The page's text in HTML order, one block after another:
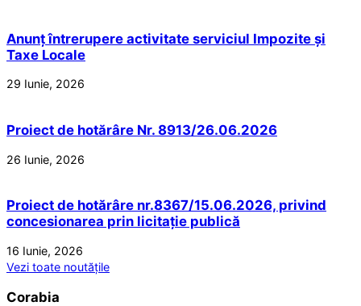
Anunț întrerupere activitate serviciul Impozite și
Taxe Locale
29 Iunie, 2026
Proiect de hotărâre Nr. 8913/26.06.2026
26 Iunie, 2026
Proiect de hotărâre nr.8367/15.06.2026, privind
concesionarea prin licitație publică
16 Iunie, 2026
Vezi toate noutățile
Corabia